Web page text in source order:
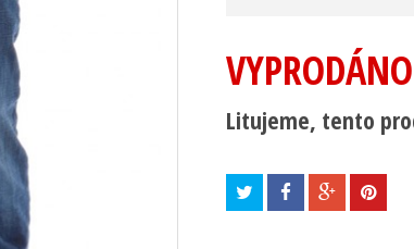
VYPRODÁNO
Litujeme, tento